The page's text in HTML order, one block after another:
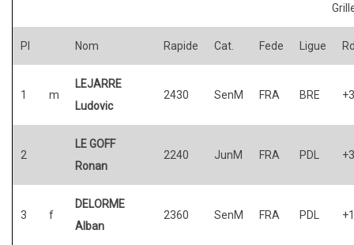
Pl Nom Rapide Cat. Fede Ligue
1 m
LEJARRE
Ludovic
2430 SenM FRA BRE
2
LE GOFF
Ronan
2240 JunM FRA PDL
3 f
DELORME
Alban
2360 SenM FRA PDL